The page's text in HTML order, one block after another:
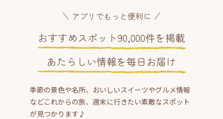
アプリでもっと便利に
おすすめスポット90,000件を掲載
あたらしい情報を毎日お届け
季節の景色や名所、おいしいスイーツやグルメ情報
などこれからの旅、週末に行きたい素敵なスポット
が見つかります♪